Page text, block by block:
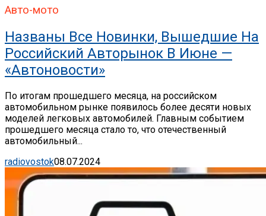
Авто-мото
Названы Все Новинки, Вышедшие На
Российский Авторынок В Июне —
«Автоновости»
По итогам прошедшего месяца, на российском
автомобильном рынке появилось более десяти новых
моделей легковых автомобилей. Главным событием
прошедшего месяца стало то, что отечественный
автомобильный...
radiovostok08.07.2024